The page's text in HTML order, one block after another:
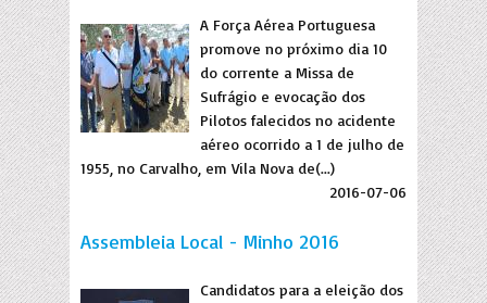
A Força Aérea Portuguesa
promove no próximo dia 10
do corrente a Missa de
Sufrágio e evocação dos
Pilotos falecidos no acidente
aéreo ocorrido a 1 de julho de
1955, no Carvalho, em Vila Nova de(...)
2016-07-06
Assembleia Local - Minho 2016
Candidatos para a eleição dos